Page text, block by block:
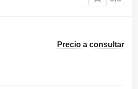
Precio a consultar